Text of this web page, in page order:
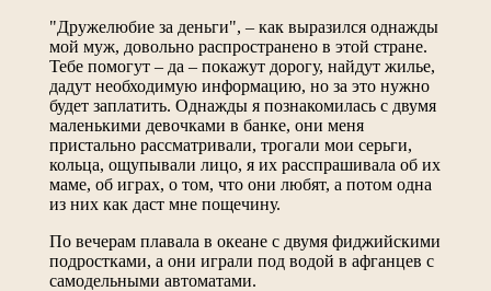
"Дружелюбие за деньги", – как выразился однажды
мой муж, довольно распространено в этой стране.
Тебе помогут – да – покажут дорогу, найдут жилье,
дадут необходимую информацию, но за это нужно
будет заплатить. Однажды я познакомилась с двумя
маленькими девочками в банке, они меня
пристально рассматривали, трогали мои серьги,
кольца, ощупывали лицо, я их расспрашивала об их
маме, об играх, о том, что они любят, а потом одна
из них как даст мне пощечину.
По вечерам плавала в океане с двумя фиджийскими
подростками, а они играли под водой в афганцев с
самодельными автоматами.